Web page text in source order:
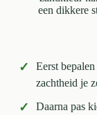
een dikkere
✓
Eerst
zachtheid je
✓
Daarna pas